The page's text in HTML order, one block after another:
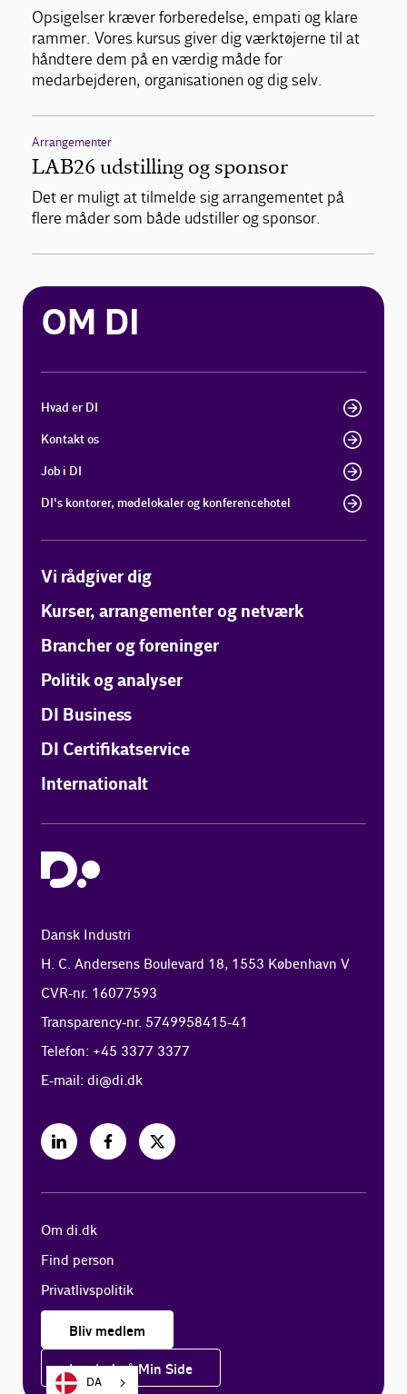
Opsigelser kræver forberedelse, empati og klare
rammer. Vores kursus giver dig værktøjerne til at
håndtere dem på en værdig måde for
medarbejderen, organisationen og dig selv.
Arrangementer
LAB26 udstilling og sponsor
Det er muligt at tilmelde sig arrangementet på
flere måder som både udstiller og sponsor.
OM DI
Hvad er DI
Kontakt os
Job i DI
DI's kontorer, mødelokaler og konferencehotel
Vi rådgiver dig
Kurser, arrangementer og netværk
Brancher og foreninger
Politik og analyser
DI Business
DI Certifikatservice
Internationalt
Dansk Industri
H. C. Andersens Boulevard 18, 1553 København V
CVR-nr. 16077593
Transparency-nr. 5749958415-41
Telefon: +45 3377 3377
E-mail:di@di.dk
Om di.dk
Find person
Privatlivspolitik
Bliv medlem
Log ind på Min Side
DA